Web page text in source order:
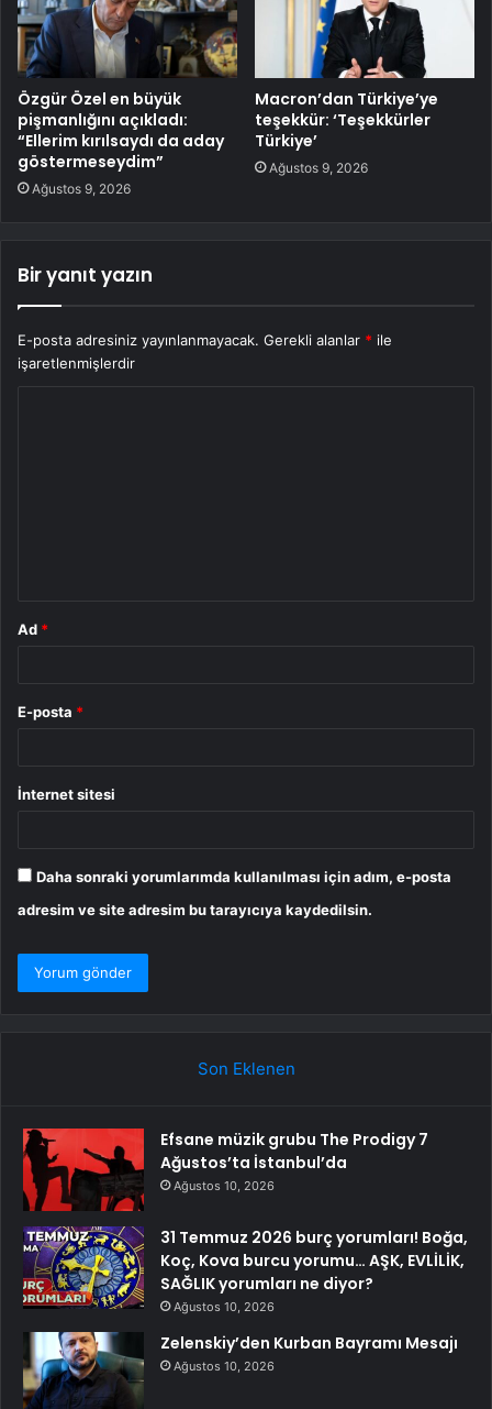
Özgür Özel en büyük
pişmanlığını açıkladı:
“Ellerim kırılsaydı da aday
göstermeseydim”
Ağustos 9, 2026
Macron’dan Türkiye’ye
teşekkür: ‘Teşekkürler
Türkiye’
Ağustos 9, 2026
Bir yanıt yazın
E-posta adresiniz yayınlanmayacak. Gerekli alanlar * ile
işaretlenmişlerdir
Ad *
E-posta *
İnternet sitesi
Daha sonraki yorumlarımda kullanılması için adım, e-posta
adresim ve site adresim bu tarayıcıya kaydedilsin.
Son Eklenen
Efsane müzik grubu The Prodigy 7
Ağustos’ta İstanbul’da
Ağustos 10, 2026
31 Temmuz 2026 burç yorumları! Boğa,
Koç, Kova burcu yorumu… AŞK, EVLİLİK,
SAĞLIK yorumları ne diyor?
Ağustos 10, 2026
Zelenskiy’den Kurban Bayramı Mesajı
Ağustos 10, 2026